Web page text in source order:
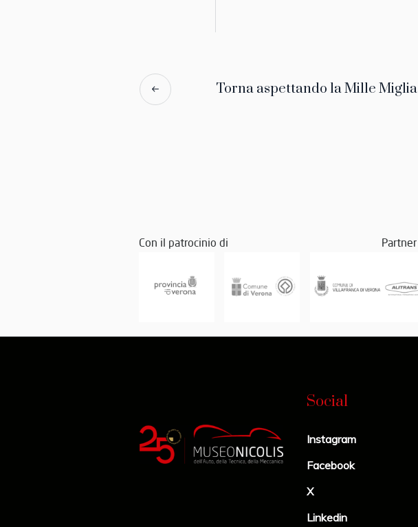
Torna aspettando la Mille Miglia
Con il patrocinio di Partner
Social
Instagram
Facebook
X
Linkedin